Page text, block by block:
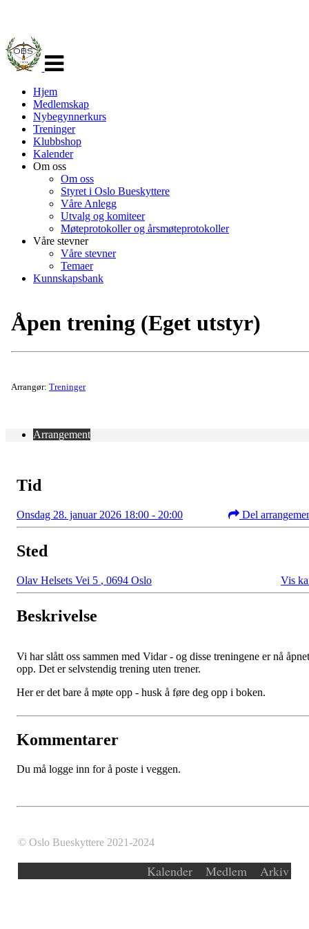
navigasjon
Hjem
Medlemskap
Nybegynnerkurs
Treninger
Klubbshop
Kalender
Om oss
Om oss
Styret i Oslo Bueskyttere
Våre Anlegg
Utvalg og komiteer
Møteprotokoller og årsmøteprotokoller
Våre stevner
Våre stevner
Temaer
Kunnskapsbank
Åpen trening (Eget utstyr)
Arrangør: Treninger
Arrangement
Tid
Onsdag 28. januar 2026 18:00 - 20:00 Del
Sted
Olav Helsets Vei 5 , 0694 Oslo Vis
Beskrivelse
Vi har slått oss sammen med Vidar - og disse treningene er nå åpnet
opp. Det er selvstendig trening uten trener.
Her er det bare å møte opp - husk å føre deg opp i boken.
Kommentarer
Du må logge inn for å poste i veggen.
© Oslo Bueskyttere 2021-2024
Kalender Medlem Arkiv